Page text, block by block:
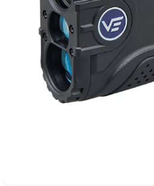
Оптическая кратность:
Диаметр объектива:
Угол обзора: 7°
Вынос зрачка: 14мм
Длина волны лазера:
Время реакции: 0,25с